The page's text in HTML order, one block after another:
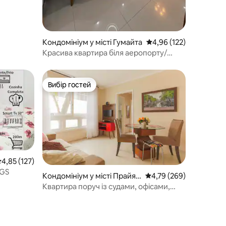
Кондомініум у місті Гумайта Середня оцінка: 4,96
4,96 (122)
Красива квартира біля аеропорту/
оцінка: 4,85 з 5, відгуки: 127
4,85 (127)
Вибір гостей
Вибір гостей
Кондомініум у місті Прайя-
де-Белас
Середня оцінка: 4,79
4,79 (269)
Квартира поруч із судами, офісами,